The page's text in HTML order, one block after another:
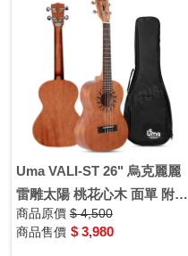
Uma VALI-ST 26" 烏克麗麗
雷雕太陽 桃花心木 面單 附原
廠袋
商品原價 $ 4,500
商品售價 $ 3,980